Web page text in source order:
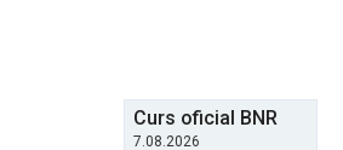
Curs oficial BNR
7.08.2026